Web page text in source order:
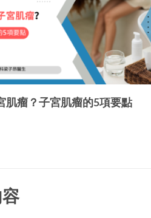
肌瘤？子宮肌瘤的5項要點